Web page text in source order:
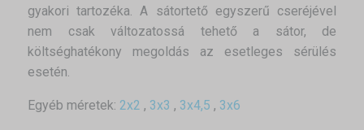
gyakori tartozéka. A sátortető egyszerű cseréjével
nem csak változatossá tehető a sátor, de
költséghatékony megoldás az esetleges sérülés
esetén.
Egyéb méretek: 2x2 , 3x3 , 3x4,5 , 3x6